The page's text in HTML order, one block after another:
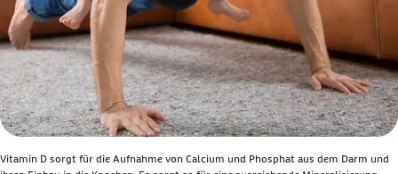
Vitamin D sorgt für die Aufnahme von Calcium und Phosphat aus dem Darm und